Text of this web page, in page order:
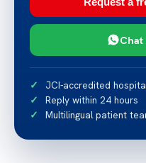
Chat
JCI-accredited
Reply within 24 hours
Multilingual patient